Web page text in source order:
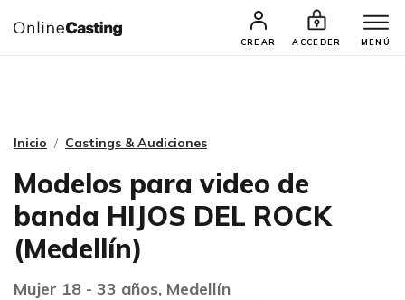
CREAR ACCEDER MENÚ
CASTINGS Y AUDICIONES TALENTOS
Inicio Castings & Audiciones
Modelos para video de
banda HIJOS DEL ROCK
(Medellín)
Mujer 18 - 33 años, Medellín